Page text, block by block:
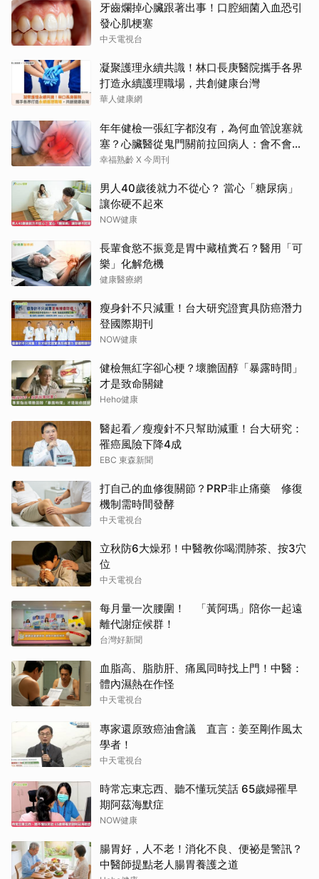
牙齒爛掉心臟跟著出事！口腔細菌入血恐引
發心肌梗塞
中天電視台
凝聚護理永續共識！林口長庚醫院攜手各界
打造永續護理職場，共創健康台灣
華人健康網
年年健檢一張紅字都沒有，為何血管說塞就
塞？心臟醫從鬼門關前拉回病人：會不會心
梗要看對數字
幸福熟齡 X 今周刊
男人40歲後就力不從心？ 當心「糖尿病」
讓你硬不起來
NOW健康
長輩食慾不振竟是胃中藏植糞石？醫用「可
樂」化解危機
健康醫療網
瘦身針不只減重！台大研究證實具防癌潛力
登國際期刊
NOW健康
健檢無紅字卻心梗？壞膽固醇「暴露時間」
才是致命關鍵
Heho健康
醫起看／瘦瘦針不只幫助減重！台大研究：
罹癌風險下降4成
EBC 東森新聞
打自己的血修復關節？PRP非止痛藥 修復
機制需時間發酵
中天電視台
立秋防6大燥邪！中醫教你喝潤肺茶、按3穴
位
中天電視台
每月量一次腰圍！ 「黃阿瑪」陪你一起遠
離代謝症候群！
台灣好新聞
血脂高、脂肪肝、痛風同時找上門！中醫：
體內濕熱在作怪
中天電視台
專家還原致癌油會議 直言：姜至剛作風太
學者！
中天電視台
時常忘東忘西、聽不懂玩笑話 65歲婦罹早
期阿茲海默症
NOW健康
腸胃好，人不老！消化不良、便祕是警訊？
中醫師提點老人腸胃養護之道